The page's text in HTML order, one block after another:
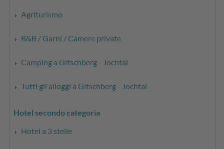
Agriturismo
B&B / Garni / Camere private
Camping a Gitschberg - Jochtal
Tutti gli alloggi a Gitschberg - Jochtal
Hotel secondo categoria
Hotel a 3 stelle